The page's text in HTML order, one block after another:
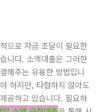
으로 자금 조달이 필요한
니다. 소액대출은 그러한
해주는 유용한 방법입니
하지만, 타협하지 않아도
공하고 있습니다. 필요하